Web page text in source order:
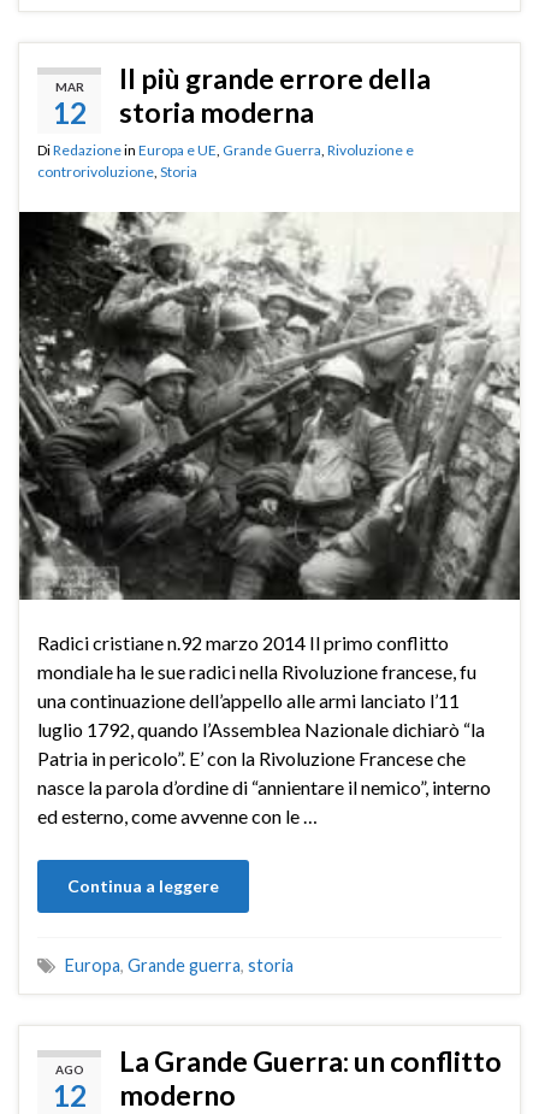
MAR
12
Il più grande errore della
storia moderna
DiRedazionein Europa e UE Grande Guerra Rivoluzione e
controrivoluzione Storia
Radici cristiane n.92 marzo 2014 Il primo conflitto
mondiale ha le sue radici nella Rivoluzione francese, fu
una continuazione dell’appello alle armi lanciato l’11
luglio 1792, quando l’Assemblea Nazionale dichiarò “la
Patria in pericolo”. E’ con la Rivoluzione Francese che
nasce la parola d’ordine di “annientare il nemico”, interno
ed esterno, come avvenne con le …
Continua a leggere
Europa, Grande guerra, storia
AGO
12
La Grande Guerra: un conflitto
moderno